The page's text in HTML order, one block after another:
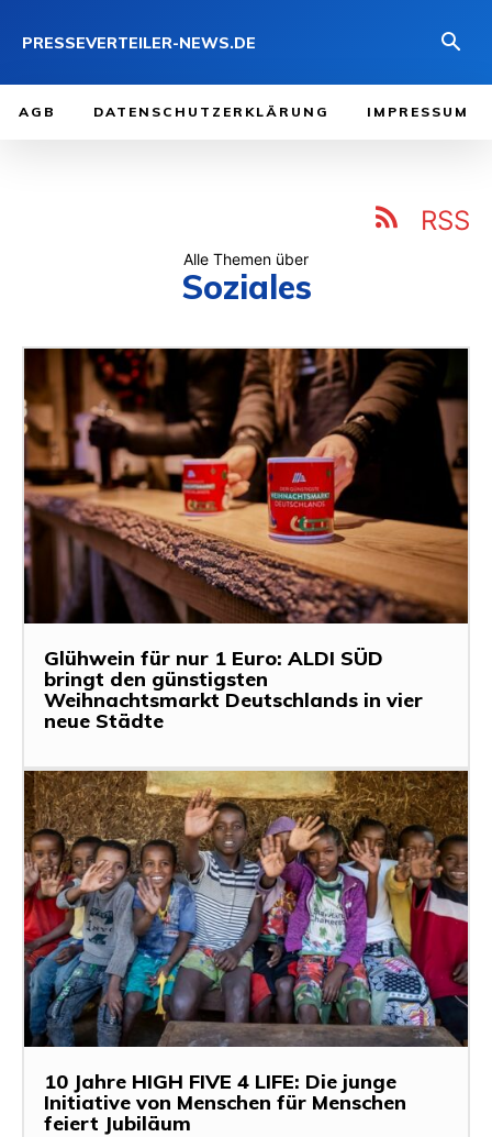
PRESSEVERTEILER-NEWS.DE
AGB DATENSCHUTZERKLÄRUNG IMPRESSUM
RSS
Alle Themen über
Soziales
Glühwein für nur 1 Euro: ALDI SÜD
bringt den günstigsten
Weihnachtsmarkt Deutschlands in vier
neue Städte
10 Jahre HIGH FIVE 4 LIFE: Die junge
Initiative von Menschen für Menschen
feiert Jubiläum